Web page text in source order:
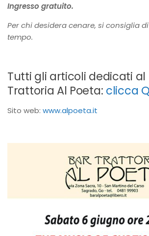
Ingresso gratuito.
Per chi desidera cenare, si consiglia
tempo.
Tutti gli articoli dedicati al
Trattoria Al Poeta: clicca
Sito web: www.alpoeta.it